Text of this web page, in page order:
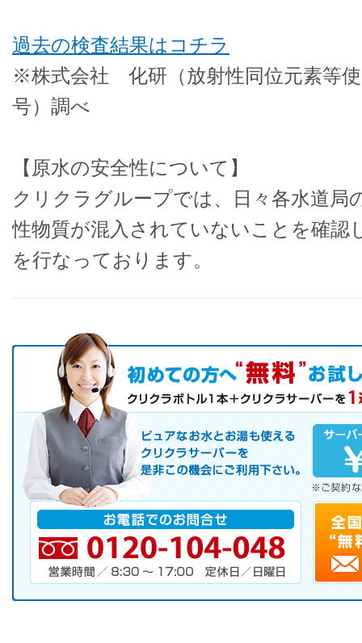
過去の検査結果はコチラ
※株式会社 化研（放射性同位元素等使
号）調べ
【原水の安全性について】
クリクラグループでは、日々各水道局
性物質が混入されていないことを確認
を行なっております。
初めての方へ キャンペーン実施中！
お気軽にお申し込み下さい。
ピュアなお水とお湯も使えるクリクラサーバーを是非この機会にご
サーバレンタル
ご自宅まで配送
※ご契約なさらなくても結構です。
お電話でのお問合せ